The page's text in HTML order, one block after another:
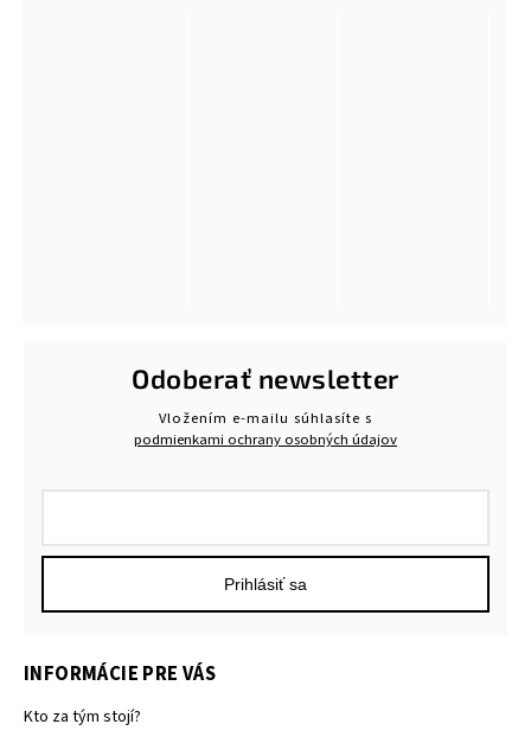
INFORMÁCIE PRE VÁS
Kto za tým stojí?
Odoberať newsletter
Vložením e-mailu súhlasíte s
podmienkami ochrany osobných údajov
Prihlásiť sa